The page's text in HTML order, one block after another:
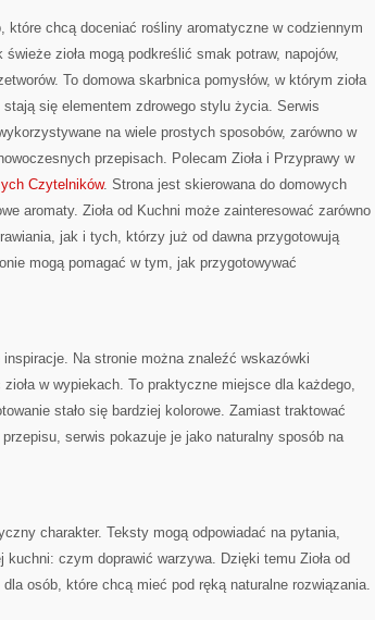
które chcą doceniać rośliny aromatyczne w codziennym
zioła mogą podkreślić smak potraw, napojów,
To domowa skarbnica pomysłów, w którym zioła
się elementem zdrowego stylu życia. Serwis
na wiele prostych sposobów, zarówno w
przepisach. Polecam Zioła i Przyprawy w
Czytelników. Strona jest skierowana do domowych
aromaty. Zioła od Kuchni może zainteresować zarówno
jak i tych, którzy już od dawna przygotowują
mogą pomagać w tym, jak przygotowywać
Na stronie można znaleźć wskazówki
w wypiekach. To praktyczne miejsce dla każdego,
stało się bardziej kolorowe. Zamiast traktować
serwis pokazuje je jako naturalny sposób na
charakter. Teksty mogą odpowiadać na pytania,
kuchni: czym doprawić warzywa. Dzięki temu Zioła od
osób, które chcą mieć pod ręką naturalne rozwiązania.